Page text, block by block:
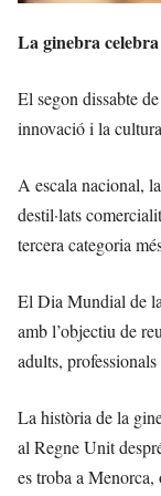
La ginebra
El segon dissabte
innovació i la
A escala nacional,
destil·lats
tercera categoria
El Dia Mundial de
amb l’objectiu de
adults,
La història de la
al Regne Unit
es troba a